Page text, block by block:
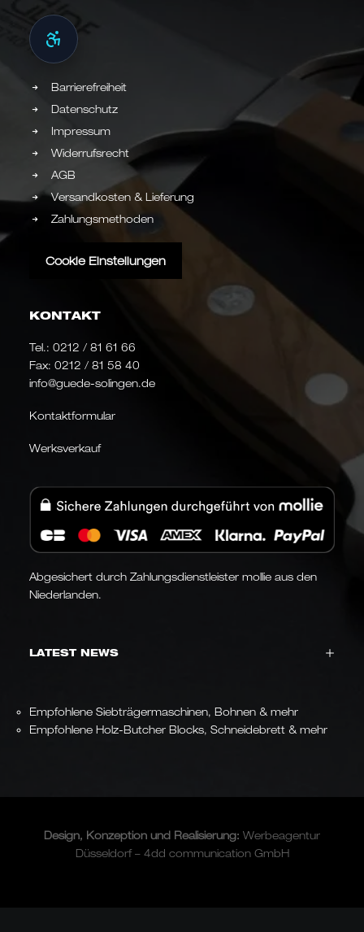
Barrierefreiheit
Datenschutz
Impressum
Widerrufsrecht
AGB
Versandkosten & Lieferung
Zahlungsmethoden
Cookie Einstellungen
KONTAKT
Tel.: 0212 / 81 61 66
Fax: 0212 / 81 58 40
info@guede-solingen.de
Kontaktformular
Werksverkauf
Abgesichert durch Zahlungsdienstleister mollie aus den
Niederlanden.
LATEST NEWS
Empfohlene Siebträgermaschinen, Bohnen & mehr
Empfohlene Holz-Butcher Blocks, Schneidebrett & mehr
Design, Konzeption und Realisierung: Werbeagentur
Düsseldorf – 4dd communication GmbH